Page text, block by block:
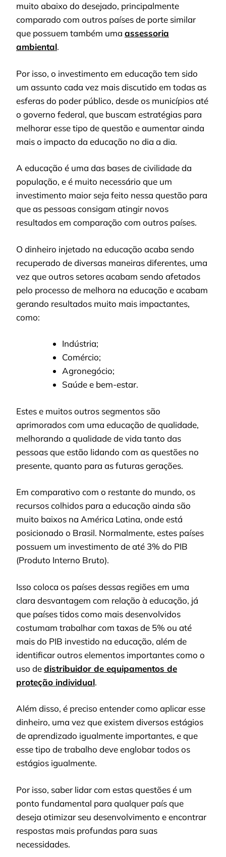
muito abaixo do desejado, principalmente
comparado com outros países de porte similar
que possuem também uma assessoria
ambiental.
Por isso, o investimento em educação tem sido
um assunto cada vez mais discutido em todas as
esferas do poder público, desde os municípios até
o governo federal, que buscam estratégias para
melhorar esse tipo de questão e aumentar ainda
mais o impacto da educação no dia a dia.
A educação é uma das bases de civilidade da
população, e é muito necessário que um
investimento maior seja feito nessa questão para
que as pessoas consigam atingir novos
resultados em comparação com outros países.
O dinheiro injetado na educação acaba sendo
recuperado de diversas maneiras diferentes, uma
vez que outros setores acabam sendo afetados
pelo processo de melhora na educação e acabam
gerando resultados muito mais impactantes,
como:
Indústria;
Comércio;
Agronegócio;
Saúde e bem-estar.
Estes e muitos outros segmentos são
aprimorados com uma educação de qualidade,
melhorando a qualidade de vida tanto das
pessoas que estão lidando com as questões no
presente, quanto para as futuras gerações.
Em comparativo com o restante do mundo, os
recursos colhidos para a educação ainda são
muito baixos na América Latina, onde está
posicionado o Brasil. Normalmente, estes países
possuem um investimento de até 3% do PIB
(Produto Interno Bruto).
Isso coloca os países dessas regiões em uma
clara desvantagem com relação à educação, já
que países tidos como mais desenvolvidos
costumam trabalhar com taxas de 5% ou até
mais do PIB investido na educação, além de
identificar outros elementos importantes como o
uso dedistribuidor de equipamentos de
proteção individual.
Além disso, é preciso entender como aplicar esse
dinheiro, uma vez que existem diversos estágios
de aprendizado igualmente importantes, e que
esse tipo de trabalho deve englobar todos os
estágios igualmente.
Por isso, saber lidar com estas questões é um
ponto fundamental para qualquer país que
deseja otimizar seu desenvolvimento e encontrar
respostas mais profundas para suas
necessidades.